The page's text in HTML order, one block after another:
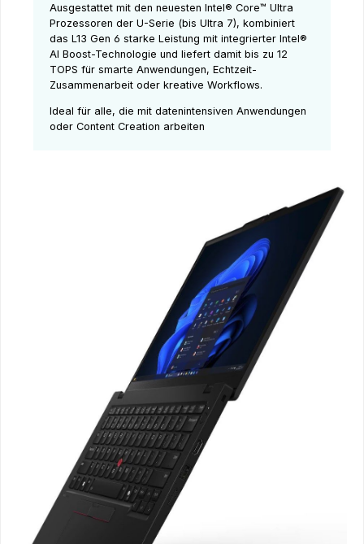
Ausgestattet mit den neuesten Intel® Core™ Ultra
Prozessoren der U-Serie (bis Ultra 7), kombiniert
das L13 Gen 6 starke Leistung mit integrierter Intel®
AI Boost-Technologie und liefert damit bis zu 12
TOPS für smarte Anwendungen, Echtzeit-
Zusammenarbeit oder kreative Workflows.
Ideal für alle, die mit datenintensiven Anwendungen
oder Content Creation arbeiten